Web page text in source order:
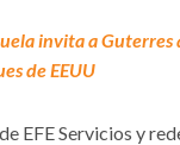
invita a Guterres
de EEUU
EFE Servicios y